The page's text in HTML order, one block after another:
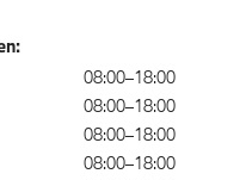
08:00–18:00
08:00–18:00
08:00–18:00
08:00–18:00